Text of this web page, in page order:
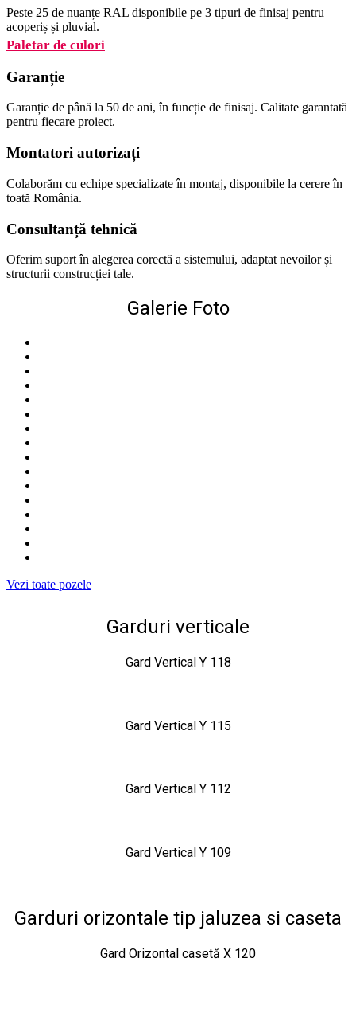
Peste 25 de nuanțe RAL disponibile pe 3 tipuri de finisaj pentru
acoperiș și pluvial.
Paletar de culori
Garanție
Garanție de până la 50 de ani, în funcție de finisaj. Calitate garantată
pentru fiecare proiect.
Montatori autorizați
Colaborăm cu echipe specializate în montaj, disponibile la cerere în
toată România.
Consultanță tehnică
Oferim suport în alegerea corectă a sistemului, adaptat nevoilor și
structurii construcției tale.
Galerie Foto
Vezi toate pozele
Garduri verticale
Gard Vertical Y 118
Gard Vertical Y 115
Gard Vertical Y 112
Gard Vertical Y 109
Garduri orizontale tip jaluzea si caseta
Gard Orizontal casetă X 120